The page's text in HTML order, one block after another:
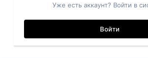
Уже есть аккаунт? Войти в
Войти